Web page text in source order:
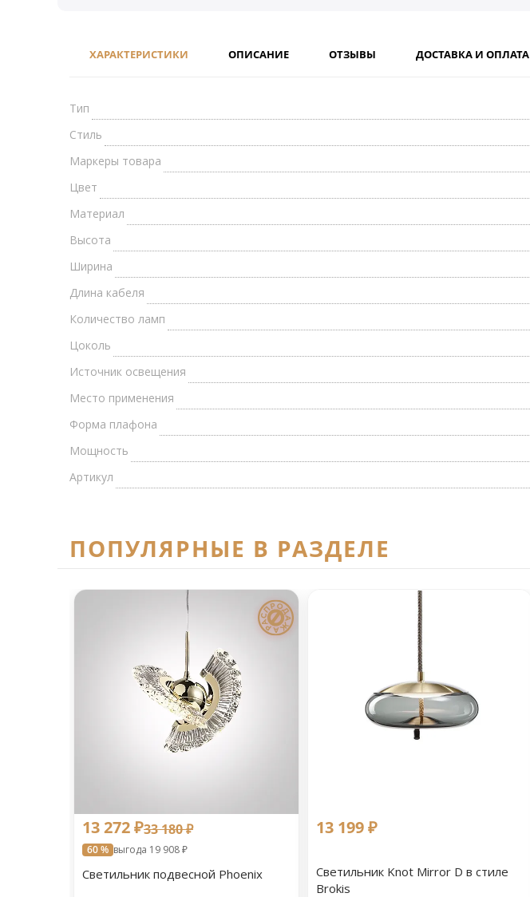
ХАРАКТЕРИСТИКИ ОПИСАНИЕ ОТЗЫВЫ ДОСТАВКА И ОПЛАТА
Тип
Стиль
Маркеры товара
Цвет
Материал
Высота
Ширина
Длина кабеля
Количество ламп
Цоколь
Источник освещения
Место применения
Форма плафона
Мощность
Артикул
ПОПУЛЯРНЫЕ В РАЗДЕЛЕ
13 272 ₽33 180 ₽
60 % выгода 19 908 ₽
Светильник подвесной Phoenix
13 199 ₽
Светильник Knot Mirror D в стиле
Brokis